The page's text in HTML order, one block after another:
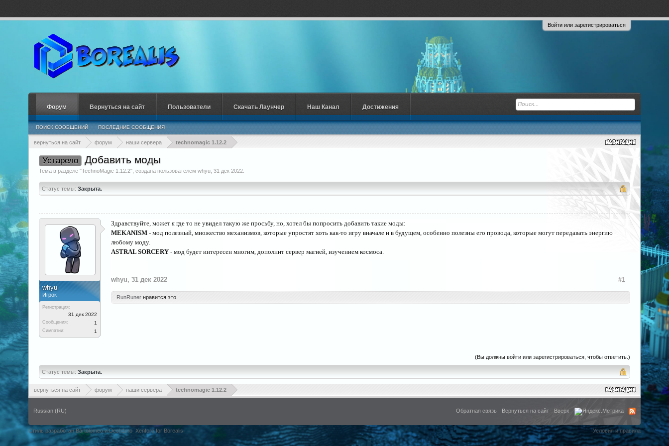
Войти или зарегистрироваться
вернуться на сайт форум наши сервера technomagic 1.12.2
Устарело Добавить моды
Тема в разделе "TechnoMagic 1.12.2", создана пользователем whyu 31 дек 2022
Статус темы: Закрыта.
whyu
Игрок
Регистрация:
31 дек 2022
Сообщения: 1
Симпатии: 1
Здравствуйте, может я где то не увидел такую же просьбу, но, хотел бы попросить добавить такие моды:
MEKANISM - мод полезный, множество механизмов, которые упростят хоть как-то игру вначале и в будущем, особенно полезны его провода, которые могут передавать энергию
любому моду.
ASTRAL SORCERY - мод будет интересен многим, дополнит сервер магией, изучением космоса.
whyu, 31 дек 2022 #1
RunRuner нравится это.
(Вы должны войти или зарегистрироваться, чтобы ответить.)
Статус темы: Закрыта.
вернуться на сайт форум наши сервера technomagic 1.12.2
Форум
ПОИСК СООБЩЕНИЙ ПОСЛЕДНИЕ СООБЩЕНИЯ
Вернуться на сайт Пользователи Скачать Лаунчер Наш Канал Достижения
Russian (RU) Обратная связь Вернуться на сайт Вверх
Стиль разработан Bartolomeo и Dech1mo Xenforo for Borealis Условия и правила